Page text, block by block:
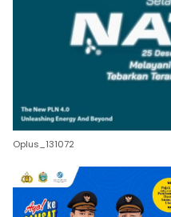
Oplus_131072